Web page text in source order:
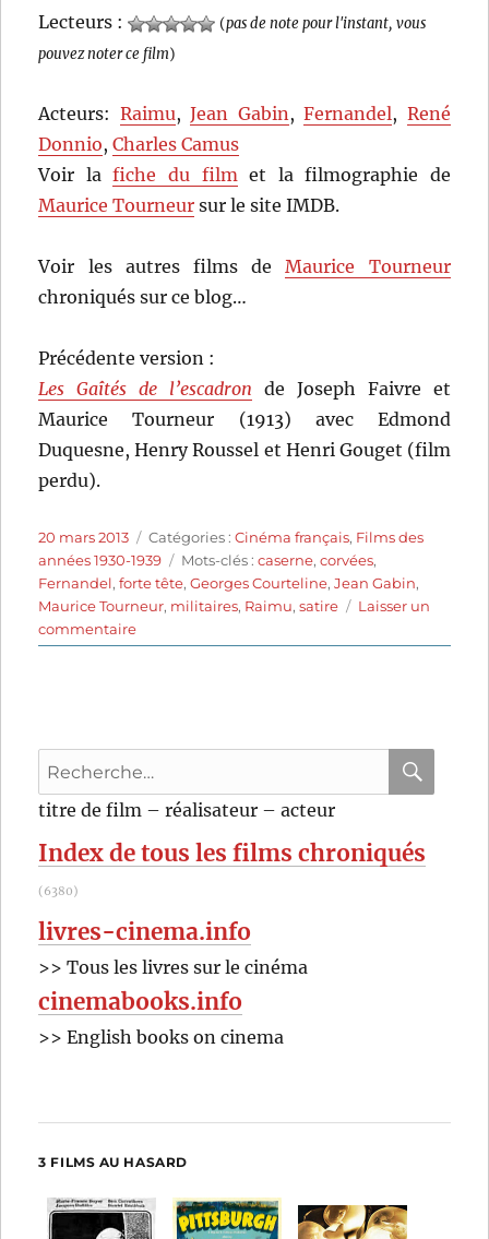
Lecteurs : (pas de note pour l'instant, vous
pouvez noter ce film)
Acteurs: Raimu,Jean Gabin,Fernandel, René
Donnio,Charles Camus
Voir lafiche du filmet la filmographie de
Maurice Tourneur sur le site IMDB.
Voir les autres films deMaurice Tourneur
chroniqués sur ce blog…
Précédente version :
Les Gaîtés de l’escadron de Joseph Faivre et
Maurice Tourneur (1913) avec Edmond
Duquesne, Henry Roussel et Henri Gouget (film
perdu).
Publié
le
20 mars 2013 Catégories
Catégories :Cinéma français, Films des
années 1930-1939
Étiquettes
Mots-clés :caserne,corvées,
Fernandel,forte tête,Georges Courteline,Jean Gabin,
Maurice Tourneur, militaires, Raimu,satire
Laisser un
commentairesur
Les
de
Tourneur
Recherche
pour
titre de film – réalisateur – acteur
Index de tous les films chroniqués
(6380)
livres-cinema.info
>> Tous les livres sur le cinéma
cinemabooks.info
>> English books on cinema
3 FILMS AU HASARD